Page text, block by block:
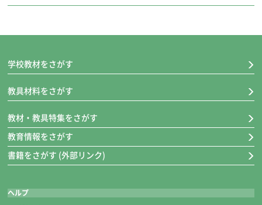
学校教材をさがす
教具材料をさがす
教材・教具特集をさがす
教育情報をさがす
書籍をさがす (外部リンク)
ヘルプ